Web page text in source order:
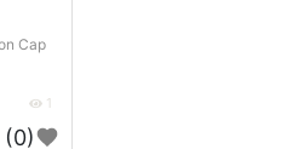
Cap
1
(0)